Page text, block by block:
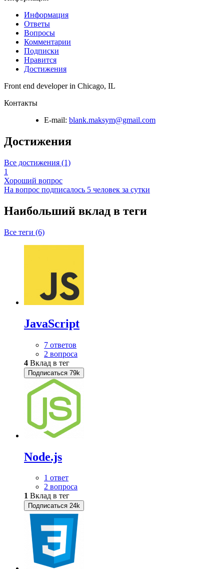
Информация
Ответы
Вопросы
Комментарии
Подписки
Нравится
Достижения
Front end developer in Chicago, IL
Контакты
E-mail: blank.maksym@gmail.com
Достижения
Все достижения (1)
1
Хороший вопрос
На вопрос подписалось 5 человек за сутки
Наибольший вклад в теги
Все теги (6)
JavaScript
7 ответов
2 вопроса
4 Вклад в тег
Подписаться 79k
Node.js
1 ответ
2 вопроса
1 Вклад в тег
Подписаться 24k